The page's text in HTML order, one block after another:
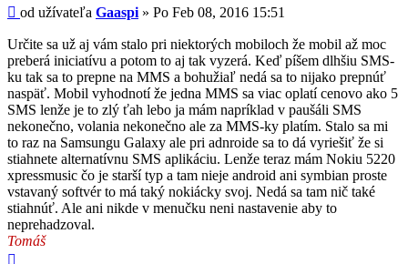
Príspevok
od užívateľa Gaaspi » Po Feb 08, 2016 15:51
Určite sa už aj vám stalo pri niektorých mobiloch že mobil až moc
preberá iniciatívu a potom to aj tak vyzerá. Keď píšem dlhšiu SMS-
ku tak sa to prepne na MMS a bohužiaľ nedá sa to nijako prepnúť
naspäť. Mobil vyhodnotí že jedna MMS sa viac oplatí cenovo ako 5
SMS lenže je to zlý ťah lebo ja mám napríklad v paušáli SMS
nekonečno, volania nekonečno ale za MMS-ky platím. Stalo sa mi
to raz na Samsungu Galaxy ale pri adnroide sa to dá vyriešiť že si
stiahnete alternatívnu SMS aplikáciu. Lenže teraz mám Nokiu 5220
xpressmusic čo je starší typ a tam nieje android ani symbian proste
vstavaný softvér to má taký nokiácky svoj. Nedá sa tam nič také
stiahnúť. Ale ani nikde v menučku neni nastavenie aby to
neprehadzoval.
Tomáš